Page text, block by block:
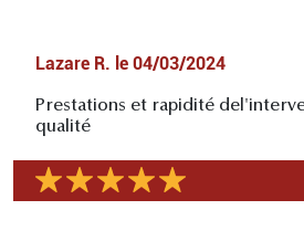
Lazare R. le 04/03/2024
Prestations et rapidité
qualité